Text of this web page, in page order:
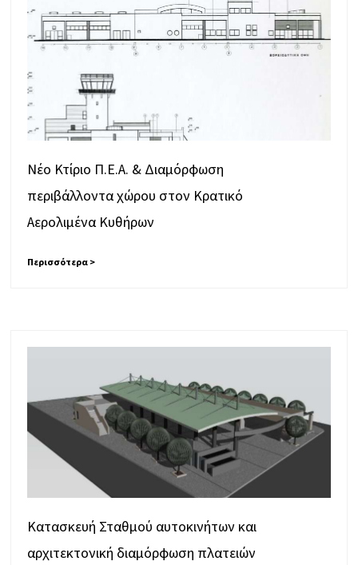
Νέο Κτίριο Π.Ε.Α. & Διαμόρφωση
περιβάλλοντα χώρου στον Κρατικό
Αερολιμένα Κυθήρων
Περισσότερα >
Κατασκευή Σταθμού αυτοκινήτων και
αρχιτεκτονική διαμόρφωση πλατειών